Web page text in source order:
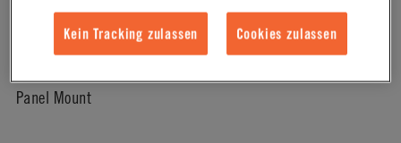
Mounting Option
Panel Mount
Kein Tracking zulassen Cookies zulassen